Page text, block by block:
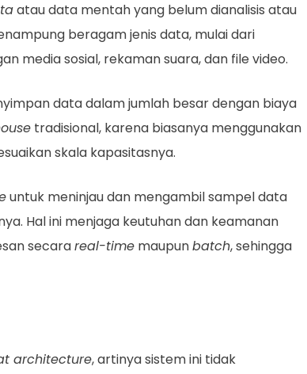
atau data mentah yang belum dianalisis atau
beragam jenis data, mulai dari
media sosial, rekaman suara, dan file video.
data dalam jumlah besar dengan biaya
tradisional, karena biasanya menggunakan
skala kapasitasnya.
untuk meninjau dan mengambil sampel data
Hal ini menjaga keutuhan dan keamanan
secarareal-time maupunbatch, sehingga
architecture, artinya sistem ini tidak